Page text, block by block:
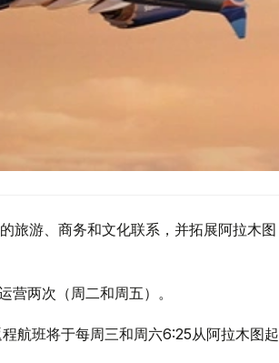
旅游、商务和文化联系，并拓展阿拉木图
两次（周二和周五）。
航班将于每周三和周六6:25从阿拉木图起